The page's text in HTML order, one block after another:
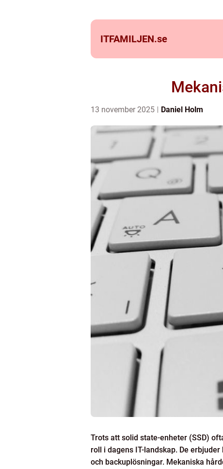
ITFAMILJEN.se
13 november 2025 Daniel Holm
Trots att solid state-enheter (SSD)
roll i dagens IT-landskap. De
och backuplösningar. Mekaniska